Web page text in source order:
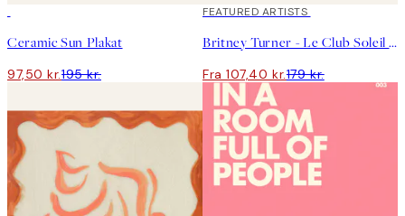
Ceramic Sun Plakat
97,50 kr.195 kr.
40%*
FEATURED ARTISTS
Britney Turner - Le Club Soleil Plakat
Fra 107,40 kr.179 kr.